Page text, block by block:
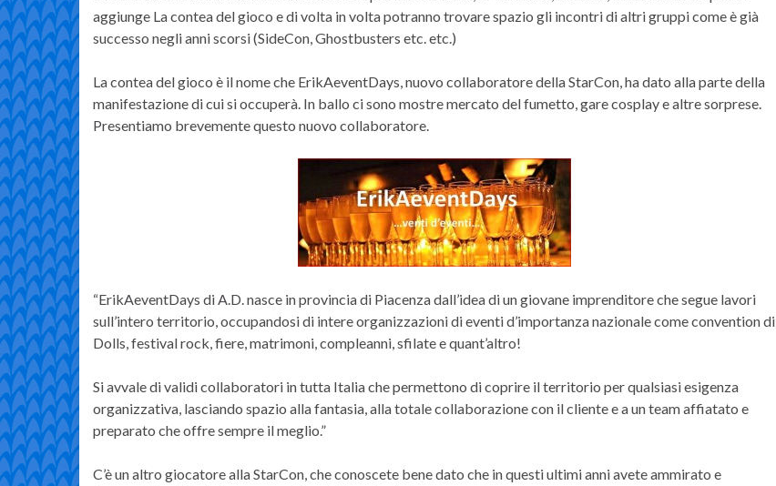
aggiunge La contea del gioco e di volta in volta potranno trovare spazio gli incontri di altri gruppi come è già
successo negli anni scorsi (SideCon, Ghostbusters etc. etc.)
La contea del gioco è il nome che ErikAeventDays, nuovo collaboratore della StarCon, ha dato alla parte della
manifestazione di cui si occuperà. In ballo ci sono mostre mercato del fumetto, gare cosplay e altre sorprese.
Presentiamo brevemente questo nuovo collaboratore.
“ErikAeventDays di A.D. nasce in provincia di Piacenza dall’idea di un giovane imprenditore che segue lavori
sull’intero territorio, occupandosi di intere organizzazioni di eventi d’importanza nazionale come convention di
Dolls, festival rock, fiere, matrimoni, compleanni, sfilate e quant’altro!
Si avvale di validi collaboratori in tutta Italia che permettono di coprire il territorio per qualsiasi esigenza
organizzativa, lasciando spazio alla fantasia, alla totale collaborazione con il cliente e a un team affiatato e
preparato che offre sempre il meglio.”
C’è un altro giocatore alla StarCon, che conoscete bene dato che in questi ultimi anni avete ammirato e